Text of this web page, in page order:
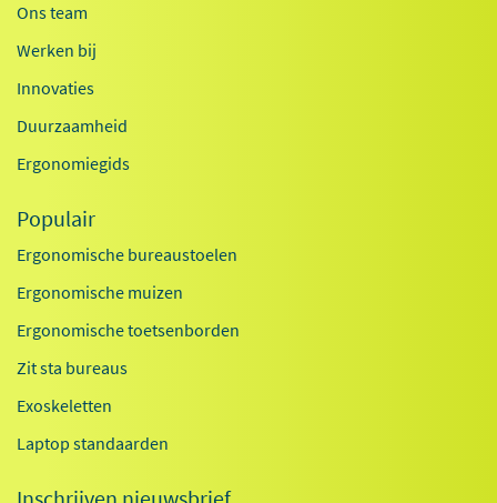
Ons team
Werken bij
Innovaties
Duurzaamheid
Ergonomiegids
Populair
Ergonomische bureaustoelen
Ergonomische muizen
Ergonomische toetsenborden
Zit sta bureaus
Exoskeletten
Laptop standaarden